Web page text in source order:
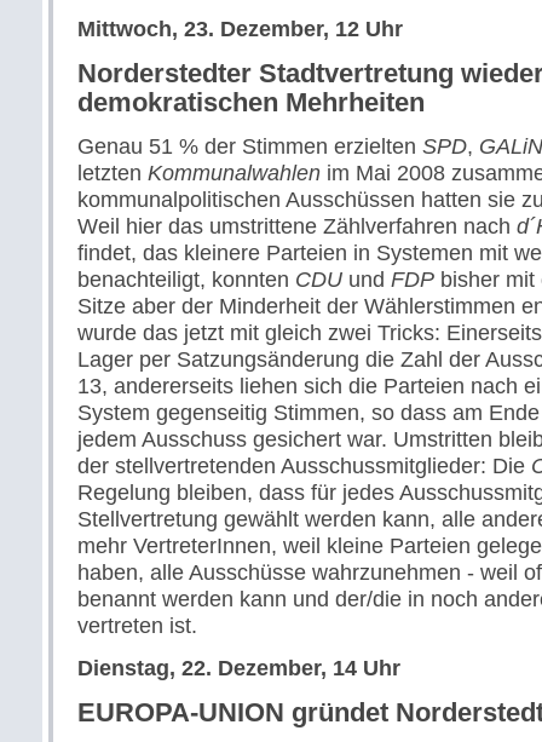
Mittwoch, 23. Dezember, 12 Uhr
Norderstedter Stadtvertretung
demokratischen Mehrheiten
Genau 51 % der Stimmen erzielten SPD, GALiN
letzten Kommunalwahlen im Mai 2008
kommunalpolitischen Ausschüssen hatten sie
Weil hier das umstrittene Zählverfahren nach
findet, das kleinere Parteien in Systemen mit
benachteiligt, konnten CDU und FDP bisher mit
Sitze aber der Minderheit der Wählerstimmen
wurde das jetzt mit gleich zwei Tricks:
Lager per Satzungsänderung die Zahl der
13, andererseits liehen sich die Parteien nach
System gegenseitig Stimmen, so dass am
jedem Ausschuss gesichert war. Umstritten
der stellvertretenden Ausschussmitglieder: Die
Regelung bleiben, dass für jedes
Stellvertretung gewählt werden kann, alle
mehr VertreterInnen, weil kleine Parteien
haben, alle Ausschüsse wahrzunehmen - weil
benannt werden kann und der/die in noch
vertreten ist.
Dienstag, 22. Dezember, 14 Uhr
EUROPA-UNION gründet